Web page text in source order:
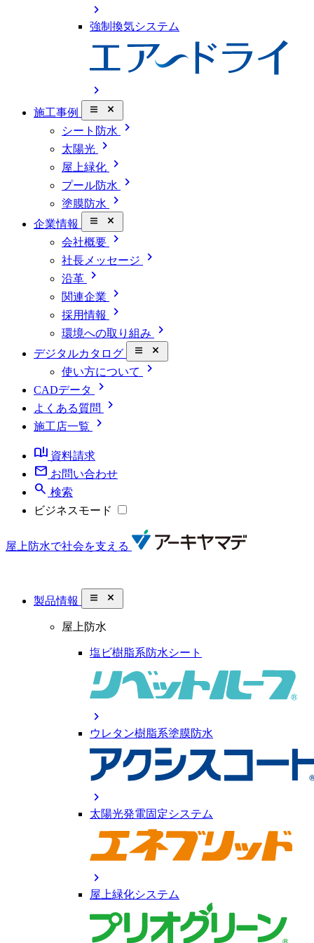
chevron_right
強制換気システム
chevron_right
施工事例 close_small
シート防水 chevron_right
太陽光 chevron_right
屋上緑化 chevron_right
プール防水 chevron_right
塗膜防水 chevron_right
企業情報 close_small
会社概要 chevron_right
社長メッセージ chevron_right
沿革 chevron_right
関連企業 chevron_right
採用情報 chevron_right
環境への取り組み chevron_right
デジタルカタログ close_small
使い方について chevron_right
CADデータ chevron_right
よくある質問 chevron_right
施工店一覧
chevron_right
book_ribbon 資料請求
mail お問い合わせ
search 検索
ビジネスモード
屋上防水で社会を支える
製品情報 close_small
屋上防水
塩ビ樹脂系防水シート
chevron_right
ウレタン樹脂系塗膜防水
chevron_right
太陽光発電固定システム
chevron_right
屋上緑化システム